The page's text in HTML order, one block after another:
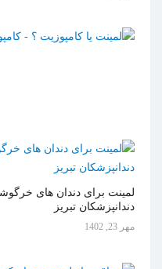
لمینت برای دندان های
دندانپزشکان تبریز
مهر 23, 1402